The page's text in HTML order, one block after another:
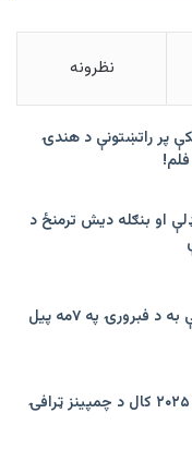
نظرونه
پر راتښتونې د هندۍ
او بنګله دیش ترمنځ د
د ۲۰۲۶ نړیوال جام لوبې به د فبرورۍ په ۷مه پیل
د کرکټ نړیوالې شورا د ۲۰۲۵ کال د چمپینز ټرافۍ